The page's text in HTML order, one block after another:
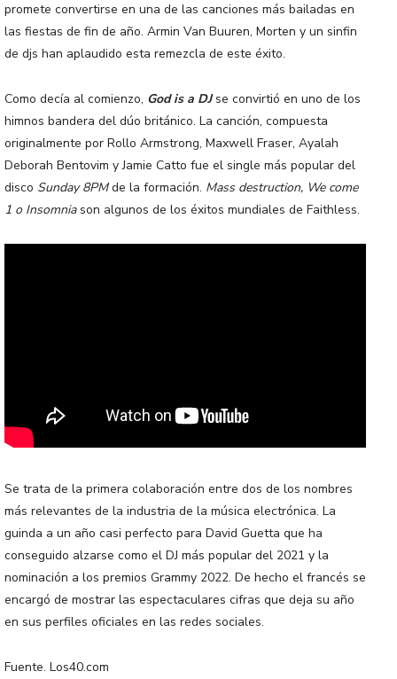
promete convertirse en una de las canciones más bailadas en
las fiestas de fin de año. Armin Van Buuren, Morten y un sinfin
de djs han aplaudido esta remezcla de este éxito.
Como decía al comienzo, God is a DJse convirtió en uno de los
himnos bandera del dúo británico. La canción, compuesta
originalmente por Rollo Armstrong, Maxwell Fraser, Ayalah
Deborah Bentovim y Jamie Catto fue el single más popular del
disco Sunday 8PMde la formación. Mass destruction, We come
1 o Insomniason algunos de los éxitos mundiales de Faithless.
Se trata de la primera colaboración entre dos de los nombres
más relevantes de la industria de la música electrónica. La
guinda a un año casi perfecto para David Guetta que ha
conseguido alzars e como el DJ más popular del 2021 y la
nominación a los premios Grammy 2022. De hecho el francés se
encargó de mostrar las espectaculares cifras que deja su año
en sus perfiles oficiales en las redes sociales.
Fuente. Los40.com